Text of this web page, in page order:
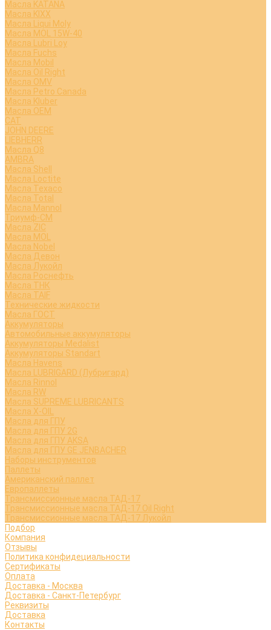
Масла KATANA
Масла KIXX
Масла Liqui Moly
Масла MOL 15W-40
Масла Lubri Loy
Масла Fuchs
Масла Mobil
Масла Oil Right
Масла OMV
Масла Petro Canada
Масла Kluber
Масла OEM
CAT
JOHN DEERE
LIEBHERR
Масла Q8
AMBRA
Масла Shell
Масла Loctite
Масла Texaco
Масла Total
Масла Mannol
Триумф-СМ
Масла ZIC
Масла MOL
Масла Nobel
Масла Девон
Масла Лукойл
Масла Роснефть
Масла ТНК
Масла TAIF
Технические жидкости
Масла ГОСТ
Аккумуляторы
Автомобильные аккумуляторы
Аккумуляторы Medalist
Аккумуляторы Standart
Масла Havens
Масла LUBRIGARD (Лубригард)
Масла Rinnol
Масла RW
Масла SUPREME LUBRICANTS
Масла X-OIL
Масла для ГПУ
Масла для ГПУ 2G
Масла для ГПУ AKSA
Масла для ГПУ GE JENBACHER
Наборы инструментов
Паллеты
Американский паллет
Европаллеты
Трансмиссионные масла ТАД-17
Трансмиссионные масла ТАД-17 Oil Right
Трансмиссионные масла ТАД-17 Лукойл
Подбор
Компания
Отзывы
Политика конфидециальности
Сертификаты
Оплата
Доставка - Москва
Доставка - Санкт-Петербург
Реквизиты
Доставка
Контакты